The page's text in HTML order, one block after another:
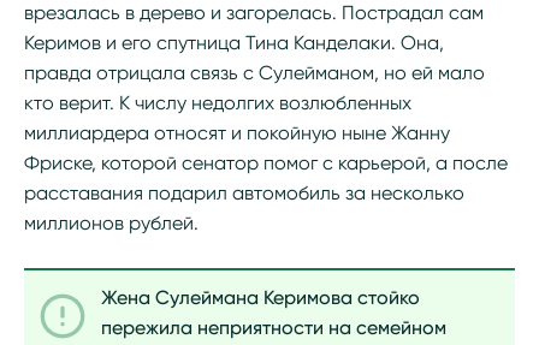
врезалась в дерево и загорелась. Пострадал сам
Керимов и его спутница Тина Канделаки. Она,
правда отрицала связь с Сулейманом, но ей мало
кто верит. К числу недолгих возлюбленных
миллиардера относят и покойную ныне Жанну
Фриске, которой сенатор помог с карьерой, а после
расставания подарил автомобиль за несколько
миллионов рублей.
Жена Сулеймана Керимова стойко
пережила неприятности на семейном